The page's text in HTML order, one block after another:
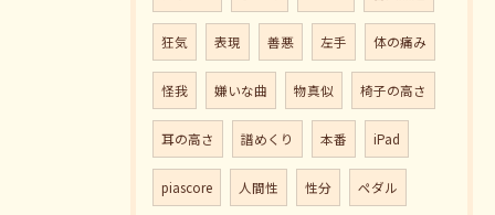
狂気 表現 善悪 左手 体の痛み
怪我 嫌いな曲 物真似 椅子の高さ
耳の高さ 譜めくり 本番 iPad
piascore 人間性 性分 ペダル